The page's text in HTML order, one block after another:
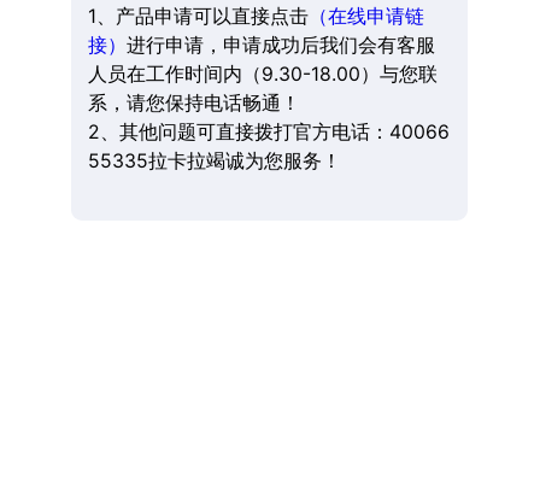
1、产品申请可以直接点击（在线申请链
接） 进行申请，申请成功后我们会有客服
人员在工作时间内（9.30-18.00）与您联
系，请您保持电话畅通！
2、其他问题可直接拨打官方电话：40066
55335拉卡拉竭诚为您服务！